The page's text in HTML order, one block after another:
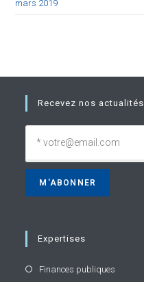
mars 2019
Recevez nos actualités
Expertises
Finances publiques